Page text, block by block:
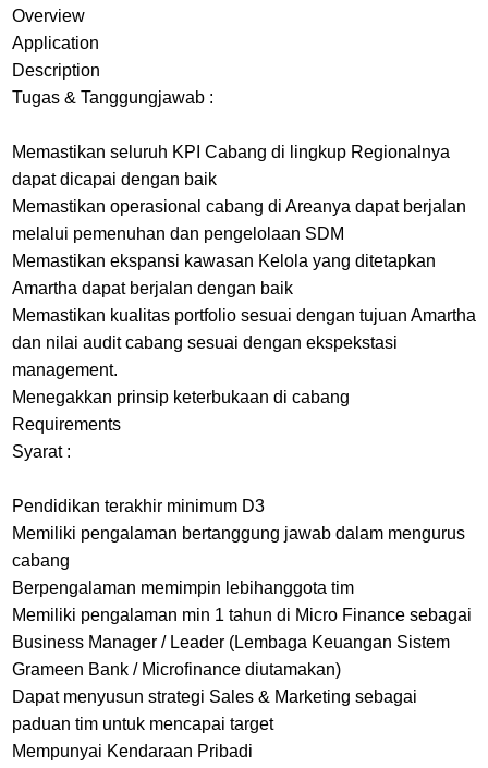
Overview
Application
Description
Tugas & Tanggungjawab :
Memastikan seluruh KPI Cabang di lingkup Regionalnya
dapat dicapai dengan baik
Memastikan operasional cabang di Areanya dapat berjalan
melalui pemenuhan dan pengelolaan SDM
Memastikan ekspansi kawasan Kelola yang ditetapkan
Amartha dapat berjalan dengan baik
Memastikan kualitas portfolio sesuai dengan tujuan Amartha
dan nilai audit cabang sesuai dengan ekspekstasi
management.
Menegakkan prinsip keterbukaan di cabang
Requirements
Syarat :
Pendidikan terakhir minimum D3
Memiliki pengalaman bertanggung jawab dalam mengurus
cabang
Berpengalaman memimpin lebihanggota tim
Memiliki pengalaman min 1 tahun di Micro Finance sebagai
Business Manager / Leader (Lembaga Keuangan Sistem
Grameen Bank / Microfinance diutamakan)
Dapat menyusun strategi Sales & Marketing sebagai
paduan tim untuk mencapai target
Mempunyai Kendaraan Pribadi